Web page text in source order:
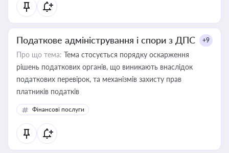
Податкове адміністрування і спори з ДПС +9
Про що тема: Тема стосується порядку оскарження
рішень податкових органів, що виникають внаслідок
податкових перевірок, та механізмів захисту прав
платників податків
Фінансові послуги